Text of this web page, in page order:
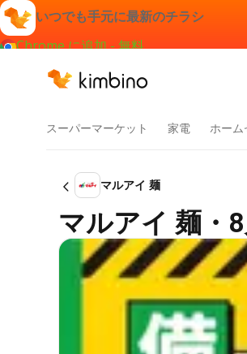
いつでも手元に最新のチラシ
Chrome に追加 - 無料
スーパーマーケット 家電 ホーム
マルアイ 麺
マルアイ 麺・